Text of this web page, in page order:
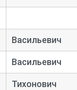
Васильевич
Васильевич
Тихонович